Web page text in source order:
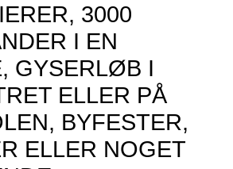
3000
I EN
GYSERLØB I
ELLER PÅ
BYFESTER,
ELLER NOGET